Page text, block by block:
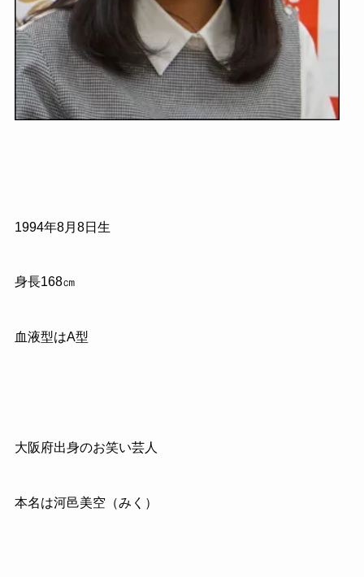
1994年8月 8日生
身長168㎝
血液型はA型
大阪府出身のお笑い芸人
本名は河邑美空（みく）